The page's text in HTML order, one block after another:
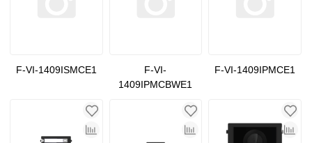
F-VI-1409ISMCE1
F-VI-
1409IPMCBWE1
F-VI-1409IPMCE1